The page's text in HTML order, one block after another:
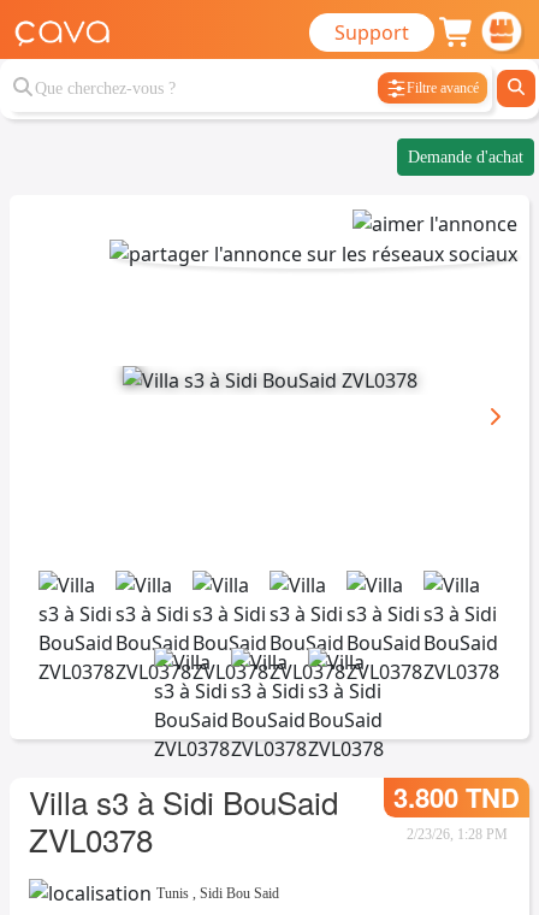
Support
Filtre avancé
Demande d'achat
Villa s3 à Sidi BouSaid
ZVL0378
3.800 TND
2/23/26, 1:28 PM
Tunis , Sidi Bou Said